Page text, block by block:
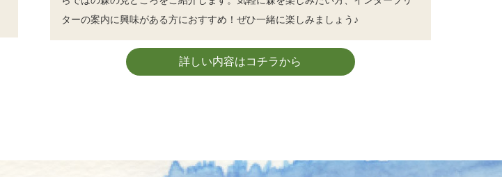
ターの案内に興味がある方におすすめ！ぜひ一緒に楽しみましょう♪
詳しい内容はコチラから